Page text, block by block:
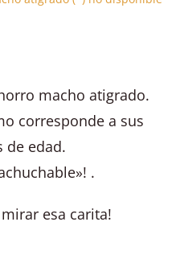
macho atigrado.
corresponde a sus
de edad.
.
esa carita!